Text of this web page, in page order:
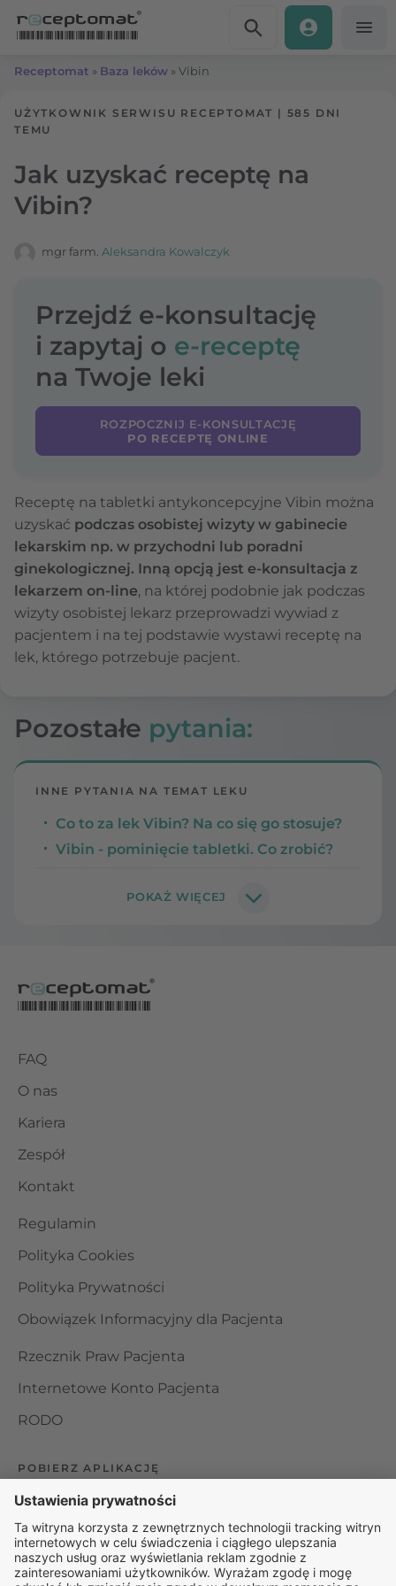
Receptomat » Baza leków » Vibin
UŻYTKOWNIK SERWISU RECEPTOMAT | 585 DNI
TEMU
Jak uzyskać receptę na
Vibin?
mgr farm. Aleksandra Kowalczyk
Przejdź e-konsultację
i zapytaj o e-receptę
na Twoje leki
ROZPOCZNIJ E-KONSULTACJĘ
PO RECEPTĘ ONLINE
Receptę na tabletki antykoncepcyjne Vibin można
uzyskać podczas osobistej wizyty w gabinecie
lekarskim np. w przychodni lub poradni
ginekologicznej. Inną opcją jest e-konsultacja z
lekarzem on-line, na której podobnie jak podczas
wizyty osobistej lekarz przeprowadzi wywiad z
pacjentem i na tej podstawie wystawi receptę na
lek, którego potrzebuje pacjent.
Pozostałe pytania:
INNE PYTANIA NA TEMAT LEKU
Co to za lek Vibin? Na co się go stosuje?
Vibin - pominięcie tabletki. Co zrobić?
FAQ
O nas
Kariera
Zespół
Kontakt
Regulamin
Polityka Cookies
Polityka Prywatności
Obowiązek Informacyjny dla Pacjenta
Rzecznik Praw Pacjenta
Internetowe Konto Pacjenta
RODO
POBIERZ APLIKACJĘ
Organizator udzielania świadczeń telemedycznych jest
podmiotem leczniczym w rozumieniu ustawy z dnia 15